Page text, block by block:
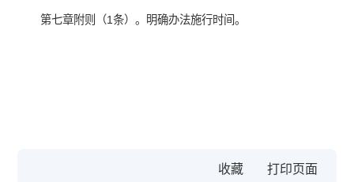
第七章附则（1条）。明确办法施行时间。
收藏